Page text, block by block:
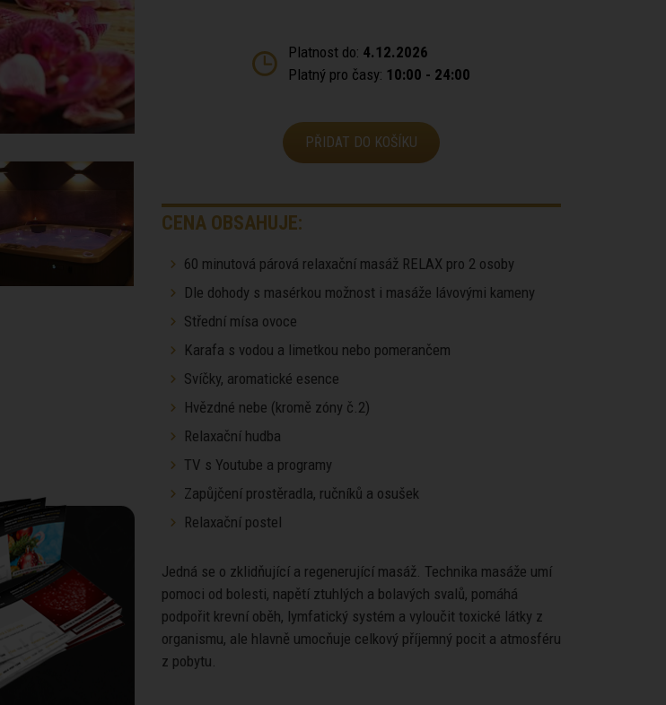
Platnost do: 4.12.2026
Platný pro časy: 10:00 - 24:00
PŘIDAT DO KOŠÍKU
CENA OBSAHUJE:
60 minutová párová relaxační masáž RELAX pro 2 osoby
Dle dohody s masérkou možnost i masáže lávovými kameny
Střední mísa ovoce
Karafa s vodou a limetkou nebo pomerančem
Svíčky, aromatické esence
Hvězdné nebe (kromě zóny č.2)
Relaxační hudba
TV s Youtube a programy
Zapůjčení prostěradla, ručníků a osušek
Relaxační postel
Jedná se o zklidňující a regenerující masáž. Technika masáže umí
pomoci od bolesti, napětí ztuhlých a bolavých svalů, pomáhá
podpořit krevní oběh, lymfatický systém a vyloučit toxické látky z
organismu, ale hlavně umocňuje celkový příjemný pocit a atmosféru
z pobytu.